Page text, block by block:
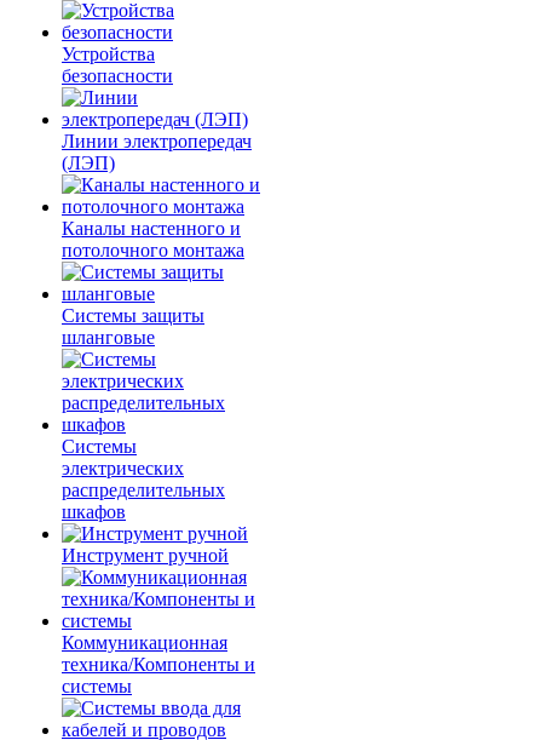
Устройства
безопасности
Линии электропередач
(ЛЭП)
Каналы настенного и
потолочного монтажа
Системы защиты
шланговые
Системы
электрических
распределительных
шкафов
Инструмент ручной
Коммуникационная
техника/Компоненты и
системы